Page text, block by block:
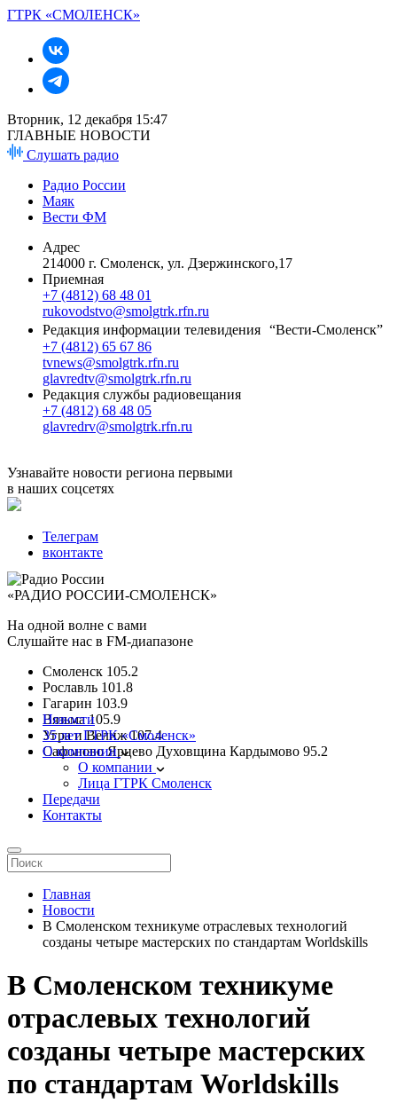
ГТРК «СМОЛЕНСК»
Вторник, 12 декабря 15:47
ГЛАВНЫЕ НОВОСТИ
Слушать радио
Радио России
Маяк
Вести ФМ
Адрес
214000 г. Смоленск, ул. Дзержинского,17
Приемная
+7 (4812) 68 48 01
rukovodstvo@smolgtrk.rfn.ru
Редакция информации телевидения “Вести-Смоленск”
+7 (4812) 65 67 86
tvnews@smolgtrk.rfn.ru
glavredtv@smolgtrk.rfn.ru
Редакция службы радиовещания
+7 (4812) 68 48 05
glavredrv@smolgtrk.rfn.ru
Узнавайте новости региона первыми
в наших соцсетях
Телеграм
вконтакте
«РАДИО РОССИИ-СМОЛЕНСК»
На одной волне с вами
Слушайте нас в FM-диапазоне
Смоленск 105.2
Рославль 101.8
Гагарин 103.9
Вязьма 105.9
Угра и Велиж 107.4
Сафоново Ярцево Духовщина Кардымово 95.2
Новости
35 лет ГТРК «Смоленск»
О компании
О компании
Лица ГТРК Смоленск
Передачи
Контакты
Главная
Новости
В Смоленском техникуме отраслевых технологий
созданы четыре мастерских по стандартам Worldskills
В Смоленском техникуме
отраслевых технологий
созданы четыре мастерских
по стандартам Worldskills